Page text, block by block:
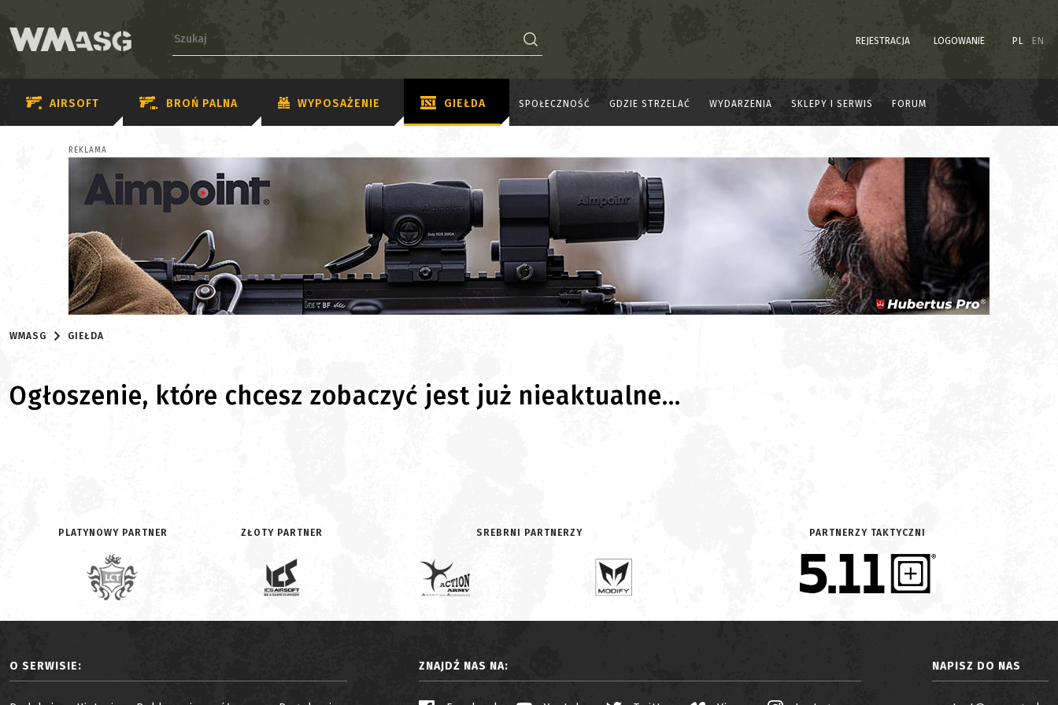
REJESTRACJA LOGOWANIE PL EN
AIRSOFT BROŃ PALNA WYPOSAŻENIE GIEŁDA SPOŁECZNOŚĆ GDZIE STRZELAĆ WYDARZENIA SKLEPY I SERWIS FORUM
REKLAMA
WMASG GIEŁDA
Ogłoszenie, które chcesz zobaczyć jest już nieaktualne...
PLATYNOWY PARTNER ZŁOTY PARTNER SREBRNI PARTNERZY PARTNERZY TAKTYCZNI
O SERWISIE: ZNAJDŹ NAS NA: NAPISZ DO NAS